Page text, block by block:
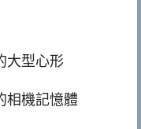
大型心形
相機記憶體